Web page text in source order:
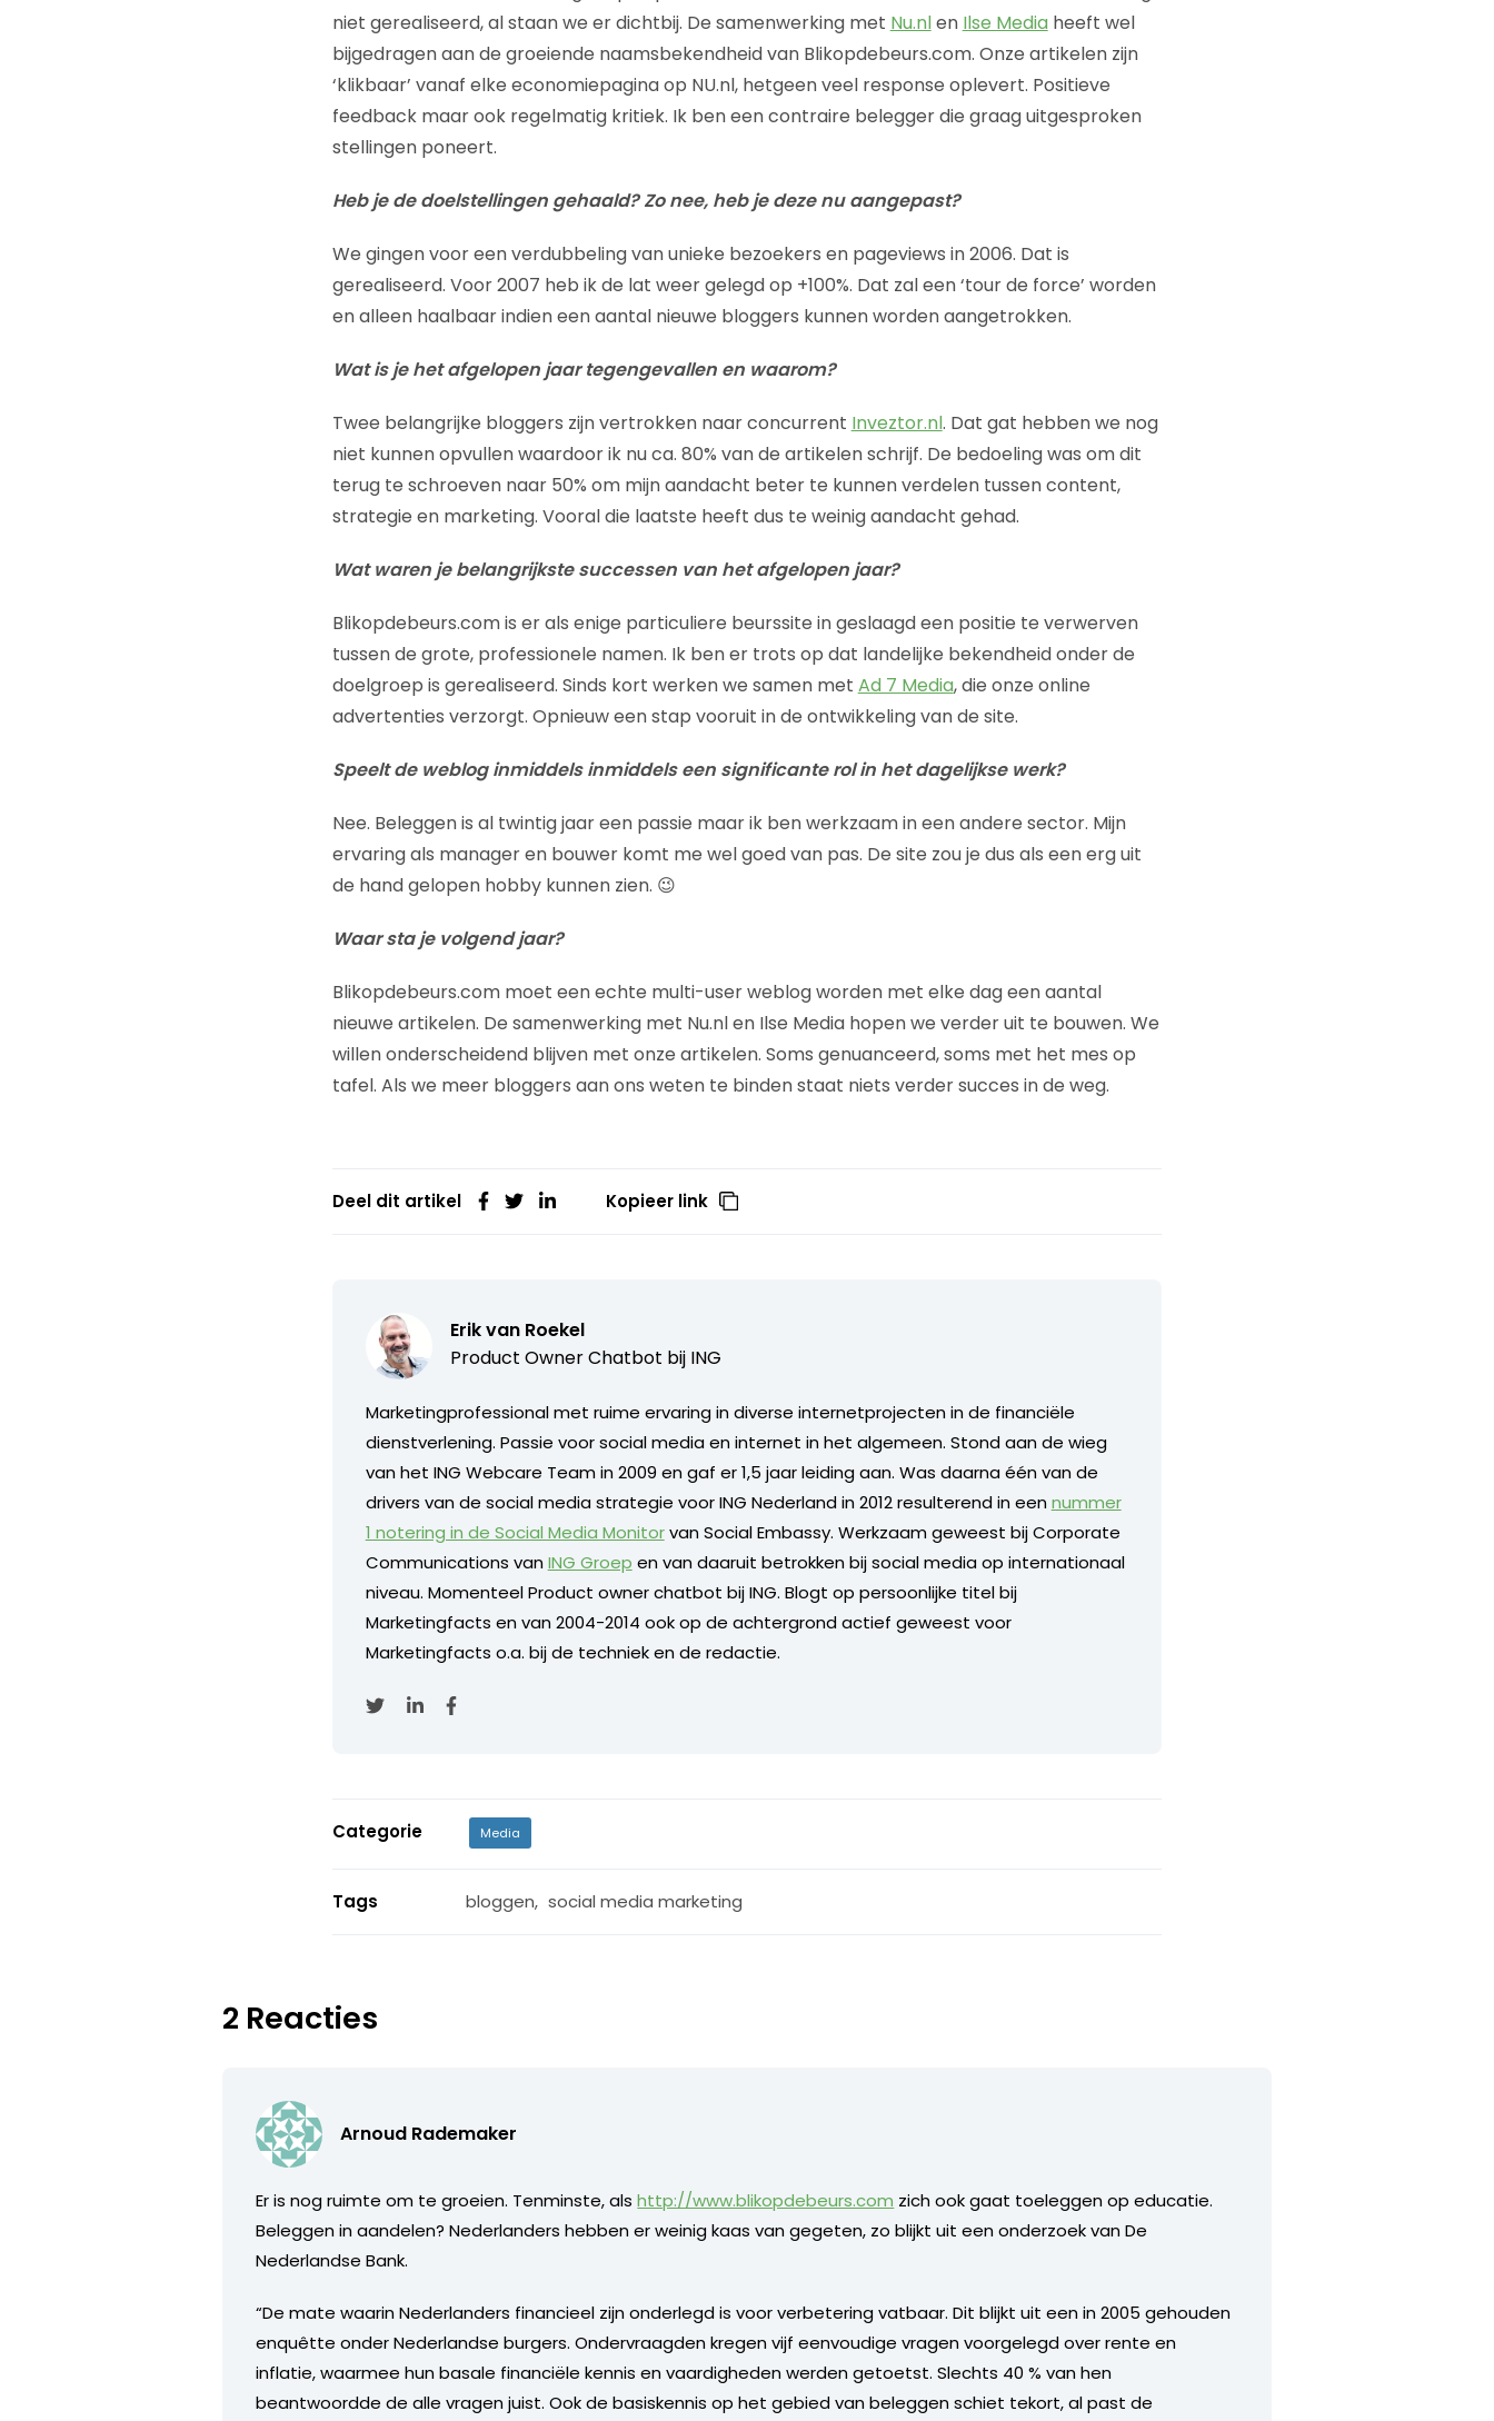
niet gerealiseerd, al staan we er dichtbij. De samenwerking met Nu.nlen Ilse Media heeft wel
bijgedragen aan de groeiende naamsbekendheid van Blikopdebeurs.com. Onze artikelen zijn
‘klikbaar’ vanaf elke economiepagina op NU.nl, hetgeen veel response oplevert. Positieve
feedback maar ook regelmatig kritiek. Ik ben een contraire belegger die graag uitgesproken
stellingen poneert.
Heb je de doelstellingen gehaald? Zo nee, heb je deze nu aangepast?
We gingen voor een verdubbeling van unieke bezoekers en pageviews in 2006. Dat is
gerealiseerd. Voor 2007 heb ik de lat weer gelegd op +100%. Dat zal een ‘tour de force’ worden
en alleen haalbaar indien een aantal nieuwe bloggers kunnen worden aangetrokken.
Wat is je het afgelopen jaar tegengevallen en waarom?
Twee belangrijke bloggers zijn vertrokken naar concurrent Inveztor.nl. Dat gat hebben we nog
niet kunnen opvullen waardoor ik nu ca. 80% van de artikelen schrijf. De bedoeling was om dit
terug te schroeven naar 50% om mijn aandacht beter te kunnen verdelen tussen content,
strategie en marketing. Vooral die laatste heeft dus te weinig aandacht gehad.
Wat waren je belangrijkste successen van het afgelopen jaar?
Blikopdebeurs.com is er als enige particuliere beurssite in geslaagd een positie te verwerven
tussen de grote, professionele namen. Ik ben er trots op dat landelijke bekendheid onder de
doelgroep is gerealiseerd. Sinds kort werken we samen met Ad 7 Media, die onze online
advertenties verzorgt. Opnieuw een stap vooruit in de ontwikkeling van de site.
Speelt de weblog inmiddels inmiddels een significante rol in het dagelijkse werk?
Nee. Beleggen is al twintig jaar een passie maar ik ben werkzaam in een andere sector. Mijn
ervaring als manager en bouwer komt me wel goed van pas. De site zou je dus als een erg uit
de hand gelopen hobby kunnen zien. 😉
Waar sta je volgend jaar?
Blikopdebeurs.com moet een echte multi-user weblog worden met elke dag een aantal
nieuwe artikelen. De samenwerking met Nu.nl en Ilse Media hopen we verder uit te bouwen. We
willen onderscheidend blijven met onze artikelen. Soms genuanceerd, soms met het mes op
tafel. Als we meer bloggers aan ons weten te binden staat niets verder succes in de weg.
Deel dit artikel Kopieer link
Erik van Roekel
Product Owner Chatbot bij ING
Marketingprofessional met ruime ervaring in diverse internetprojecten in de financiële
dienstverlening. Passie voor social media en internet in het algemeen. Stond aan de wieg
van het ING Webcare Team in 2009 en gaf er 1,5 jaar leiding aan. Was daarna één van de
drivers van de social media strategie voor ING Nederland in 2012 resulterend in eennummer
1 notering in de Social Media Monitorvan Social Embassy. Werkzaam geweest bij Corporate
Communications vanING Groep en van daaruit betrokken bij social media op internationaal
niveau. Momenteel Product owner chatbot bij ING. Blogt op persoonlijke titel bij
Marketingfacts en van 2004-2014 ook op de achtergrond actief geweest voor
Marketingfacts o.a. bij de techniek en de redactie.
Categorie Media
Tags bloggen, social media marketing
2 Reacties
Arnoud Rademaker
Er is nog ruimte om te groeien. Tenminste, alshttp://www.blikopdebeurs.com zich ook gaat toeleggen op educatie.
Beleggen in aandelen? Nederlanders hebben er weinig kaas van gegeten, zo blijkt uit een onderzoek van De
Nederlandse Bank.
“De mate waarin Nederlanders financieel zijn onderlegd is voor verbetering vatbaar. Dit blijkt uit een in 2005 gehouden
enquêtte onder Nederlandse burgers. Ondervraagden kregen vijf eenvoudige vragen voorgelegd over rente en
inflatie, waarmee hun basale financiële kennis en vaardigheden werden getoetst. Slechts 40 % van hen
beantwoordde de alle vragen juist. Ook de basiskennis op het gebied van beleggen schiet tekort, al past de